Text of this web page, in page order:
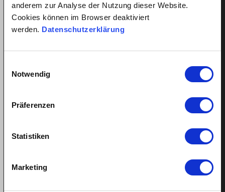
anderem zur Analyse der Nutzung dieser Website.
Cookies können im Browser deaktiviert
werden. Datenschutzerklärung
Notwendig
Präferenzen
Statistiken
Marketing
Alles über Arbeitsverhältnisse
Fairer Lohn für Putzhilfen
Lohnzahlung trotz Krankheit
Support
Hilfe